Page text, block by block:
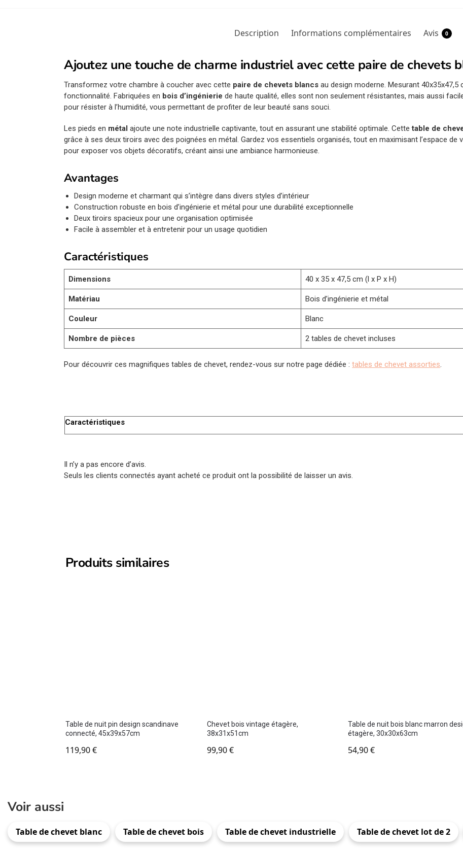
Description Informations complémentaires Avis 0
Ajoutez une touche de charme industriel avec cette paire de chevets
Transformez votre chambre à coucher avec cette paire de chevets blancs au design moderne. Mesurant
fonctionnalité. Fabriquées en bois d’ingénierie de haute qualité, elles sont non seulement résistantes, mais aussi
pour résister à l’humidité, vous permettant de profiter de leur beauté sans souci.
Les pieds en métal ajoute une note industrielle captivante, tout en assurant une stabilité optimale. Cettetable de
grâce à ses deux tiroirs avec des poignées en métal. Gardez vos essentiels organisés, tout en maximisant l’espace de
pour exposer vos objets décoratifs, créant ainsi une ambiance harmonieuse.
Avantages
Design moderne et charmant qui s’intègre dans divers styles d’intérieur
Construction robuste en bois d’ingénierie et métal pour une durabilité exceptionnelle
Deux tiroirs spacieux pour une organisation optimisée
Facile à assembler et à entretenir pour un usage quotidien
Caractéristiques
Dimensions 40 x 35 x 47,5 cm (l x P x H)
Matériau Bois d’ingénierie et métal
Couleur Blanc
Nombre de pièces 2 tables de chevet incluses
Pour découvrir ces magnifiques tables de chevet, rendez-vous sur notre page dédiée :tables de chevet assorties.
Caractéristiques
Il n’y a pas encore d’avis.
Seuls les clients connectés ayant acheté ce produit ont la possibilité de laisser un avis.
Produits similaires
Table de nuit pin design scandinave
connecté, 45x39x57cm
119,90€
Chevet bois vintage étagère,
38x31x51cm
99,90€
Table de nuit bois blanc marron
étagère, 30x30x63cm
54,90€
Voir aussi
Table de chevet blanc Table de chevet bois Table de chevet industrielle Table de chevet lot de 2